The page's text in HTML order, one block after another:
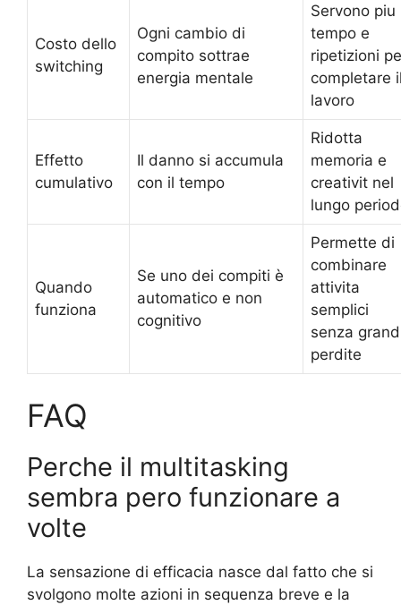
Costo dello
switching
Ogni cambio di
compito sottrae
energia mentale
Servono piu
tempo e
ripetizioni
completare
lavoro
Effetto
cumulativo
Il danno si accumula
con il tempo
Ridotta
memoria e
creativit nel
lungo
Quando
funziona
Se uno dei compiti è
automatico e non
cognitivo
Permette di
combinare
attivita
semplici
senza
perdite
FAQ
Perche il multitasking
sembra pero funzionare a
volte
La sensazione di efficacia nasce dal fatto che si
svolgono molte azioni in sequenza breve e la